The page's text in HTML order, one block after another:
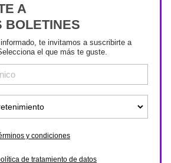
A
BOLETINES
te invitamos a suscribirte a
el que más te guste.
y condiciones
de tratamiento de datos